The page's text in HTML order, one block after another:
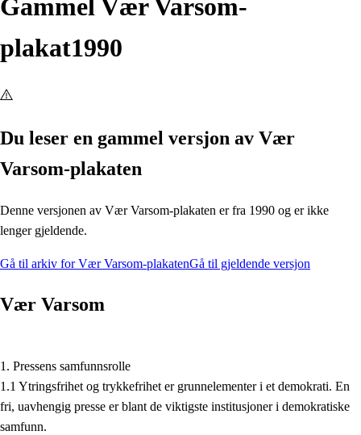
Gammel Vær Varsom-
plakat1990
Du leser en gammel versjon av Vær
Varsom-plakaten
Denne versjonen av Vær Varsom-plakaten er fra 1990 og er ikke
lenger gjeldende.
Gå til arkiv for Vær Varsom-plakatenGå til gjeldende versjon
Vær Varsom
1. Pressens samfunnsrolle
1.1 Ytringsfrihet og trykkefrihet er grunnelementer i et demokrati. En
fri, uavhengig presse er blant de viktigste institusjoner i demokratiske
samfunn.